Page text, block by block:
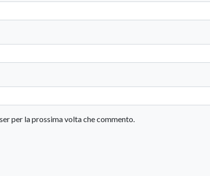
per la prossima volta che commento.